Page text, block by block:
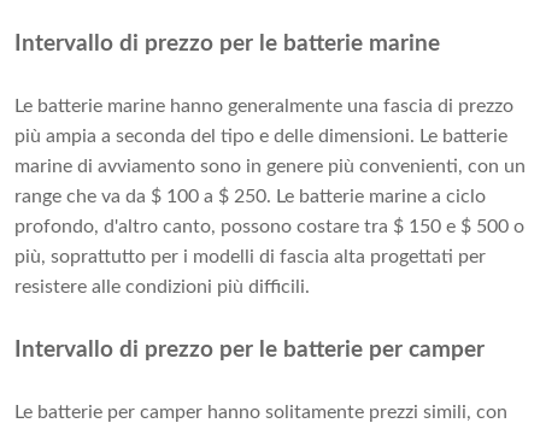
Intervallo di prezzo per le batterie marine
Le batterie marine hanno generalmente una fascia di prezzo
più ampia a seconda del tipo e delle dimensioni. Le batterie
marine di avviamento sono in genere più convenienti, con un
range che va da $ 100 a $ 250. Le batterie marine a ciclo
profondo, d'altro canto, possono costare tra $ 150 e $ 500 o
più, soprattutto per i modelli di fascia alta progettati per
resistere alle condizioni più difficili.
Intervallo di prezzo per le batterie per camper
Le batterie per camper hanno solitamente prezzi simili, con